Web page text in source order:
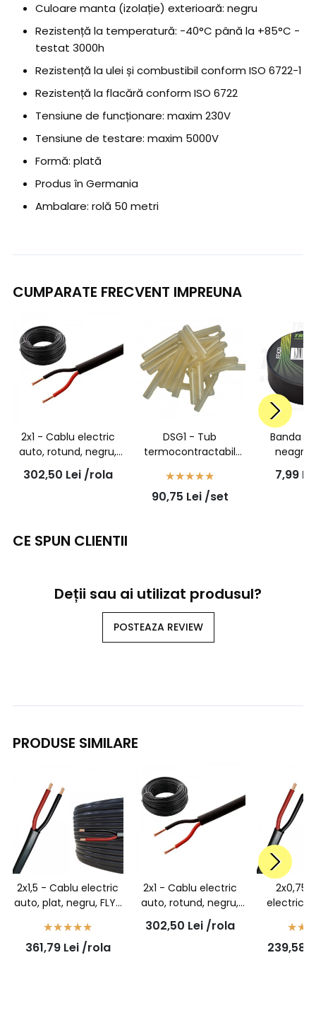
Culoare manta (izolație) exterioară: negru
Rezistență la temperatură: -40°C până la +85°C -
testat 3000h
Rezistență la ulei și combustibil conform ISO 6722-1
Rezistență la flacără conform ISO 6722
Tensiune de funcționare: maxim 230V
Tensiune de testare: maxim 5000V
Formă: plată
Produs în Germania
Ambalare: rolă 50 metri
CUMPARATE FRECVENT IMPREUNA
2x1 - Cablu electric
auto, rotund, negru,
FLYY 2x1,0 mmp, rola
50ml
302,50 Lei /rola
DSG1 - Tub
termocontractabil
- 6/1,4 - set 100
bucati
90,75 Lei /set
Banda
neagra
7,99
CE SPUN CLIENTII
Deții sau ai utilizat produsul?
POSTEAZA REVIEW
PRODUSE SIMILARE
2x1,5 - Cablu electric
auto, plat, negru, FLYY
361,79 Lei /rola
2x1 - Cablu electric
auto, rotund, negru,
FLYY 2x1,0 mmp, rola
50ml
302,50 Lei /rola
2x0,75
electric
mmp,
239,58